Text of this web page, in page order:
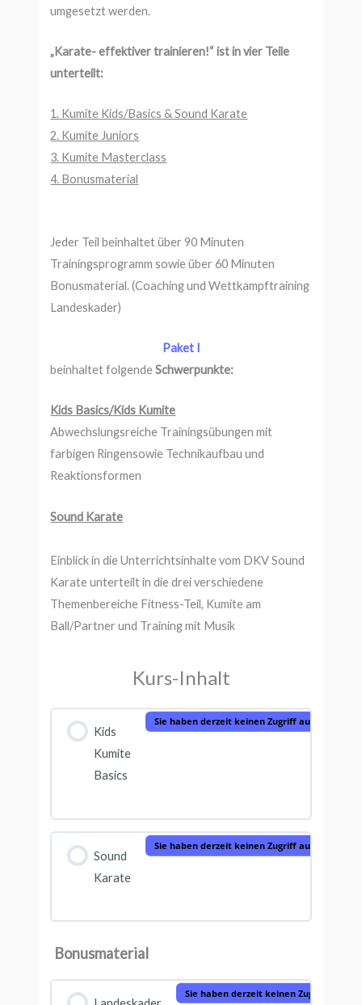
umgesetzt werden.
„Karate- effektiver trainieren!“ ist in vier Teile
unterteilt:
1. Kumite Kids/Basics & Sound Karate
2. Kumite Juniors
3. Kumite Masterclass
4. Bonusmaterial
Jeder Teil beinhaltet über 90 Minuten
Trainingsprogramm sowie über 60 Minuten
Bonusmaterial. (Coaching und Wettkampftraining
Landeskader)
Paket I
beinhaltet folgendeSchwerpunkte:
Kids Basics/Kids Kumite
Abwechslungsreiche Trainingsübungen mit
farbigen Ringensowie Technikaufbau und
Reaktionsformen
Sound Karate
Einblick in die Unterrichtsinhalte vom DKV Sound
Karate unterteilt in die drei verschiedene
Themenbereiche Fitness-Teil, Kumite am
Ball/Partner und Training mit Musik
Kurs-Inhalt
Kids
Kumite
Basics
Sie haben derzeit keinen Zugriff auf diesen
Sound
Karate
Sie haben derzeit keinen Zugriff auf diesen
Bonusmaterial
Sie haben derzeit keinen Zugriff auf